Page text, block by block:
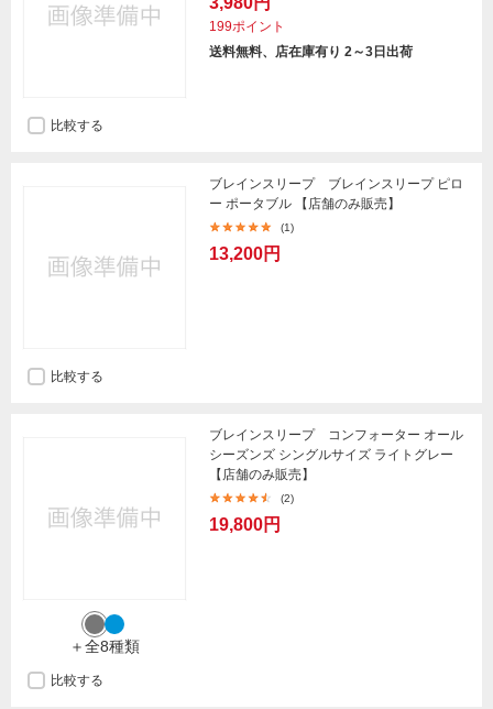
199ポイント
送料無料、店在庫有り 2～3日出荷
比較する
ブレインスリープ ブレインスリープ ピロ
ー ポータブル 【店舗のみ販売】
(1)
13,200円
比較する
＋全8種類
ブレインスリープ コンフォーター オール
シーズンズ シングルサイズ ライトグレー
【店舗のみ販売】
(2)
19,800円
比較する